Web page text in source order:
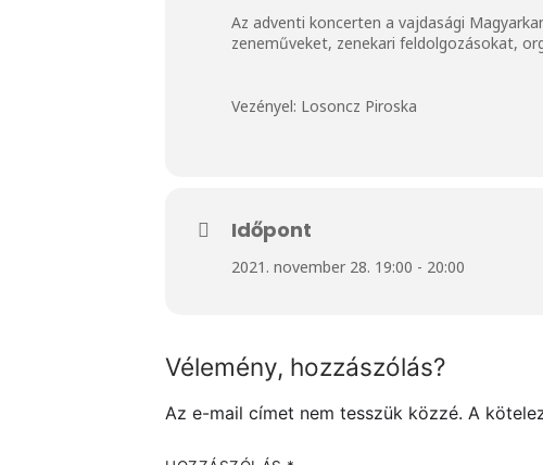
Az adventi koncerten a vajdasági
zeneműveket, zenekari feldolgozásokat,
Vezényel: Losoncz Piroska
Időpont
2021. november 28. 19:00 - 20:00
Vélemény, hozzászólás?
Az e-mail címet nem tesszük közzé. A